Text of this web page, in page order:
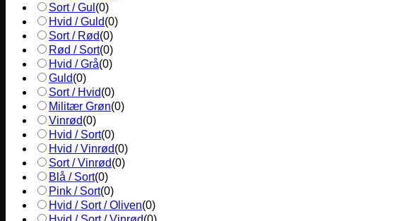
Sort / Gul (0)
Hvid / Guld(0)
Sort / Rød(0)
Rød / Sort(0)
Hvid / Grå(0)
Guld(0)
Sort / Hvid(0)
Militær Grøn(0)
Vinrød(0)
Hvid / Sort(0)
Hvid / Vinrød(0)
Sort / Vinrød(0)
Blå / Sort(0)
Pink / Sort(0)
Hvid / Sort / Oliven(0)